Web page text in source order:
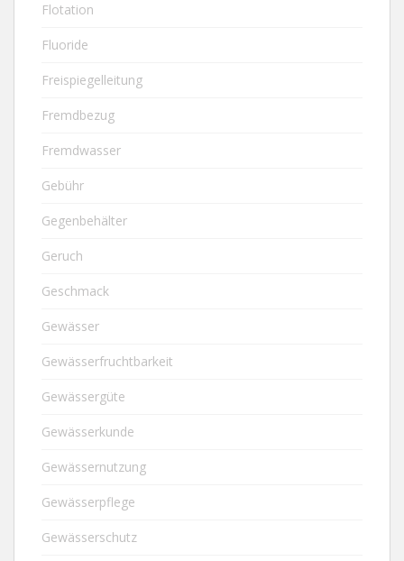
Flotation
Fluoride
Freispiegelleitung
Fremdbezug
Fremdwasser
Gebühr
Gegenbehälter
Geruch
Geschmack
Gewässer
Gewässerfruchtbarkeit
Gewässergüte
Gewässerkunde
Gewässernutzung
Gewässerpflege
Gewässerschutz